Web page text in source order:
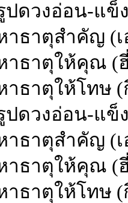
ดวงอ่อน-แข็
ธาตุสำคัญ (
าธาตุให้คุณ (
ธาตุให้โทษ
ดวงอ่อน-แข็
ธาตุสำคัญ (เ
ธาตุให้คุณ (
ธาตุให้โทษ (